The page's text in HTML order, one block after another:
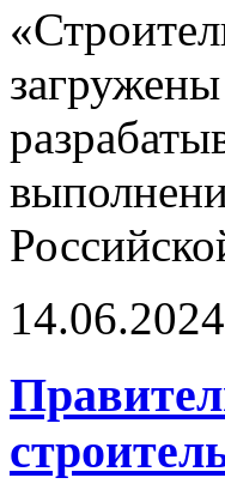
14.06.2024